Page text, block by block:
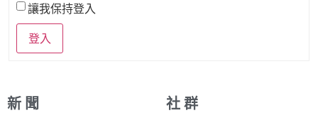
讓我保持登入
登入
新 聞 社 群